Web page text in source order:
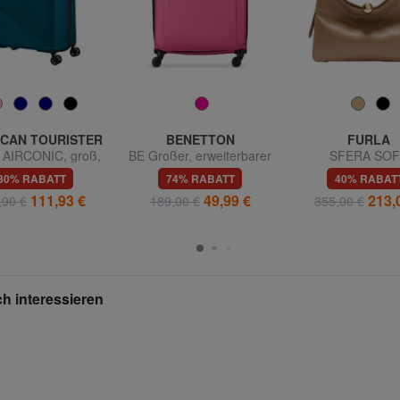
TOURISTER
groß,
leicht
RABATT
€ 111,93 €
BENETTON
BE Großer, erweiterbarer
Trolley
74% RABATT
189,00 € 49,99 €
FURLA
SFERA
Umhängetasche
40%
355,00 €
interessieren